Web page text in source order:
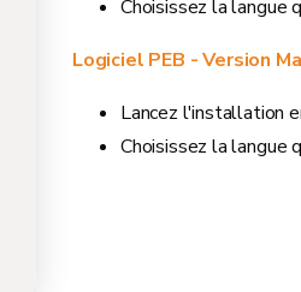
Choisissez la
Logiciel PEB - Version
Lancez l'installation
Choisissez la